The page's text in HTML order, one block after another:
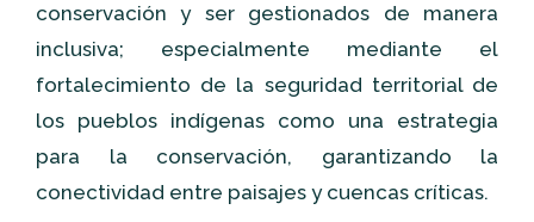
conservación y ser gestionados de manera
inclusiva; especialmente mediante el
fortalecimiento de la seguridad territorial de
los pueblos indígenas como una estrategia
para la conservación, garantizando la
conectividad entre paisajes y cuencas críticas.